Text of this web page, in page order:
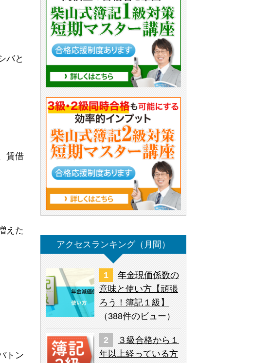
バと
賃借
えた
トン
アクセスランキング（月間）
年金現価係数の
意味と使い方【頑張
ろう！簿記１級】
（388件のビュー ）
３級合格から１
年以上経っている方